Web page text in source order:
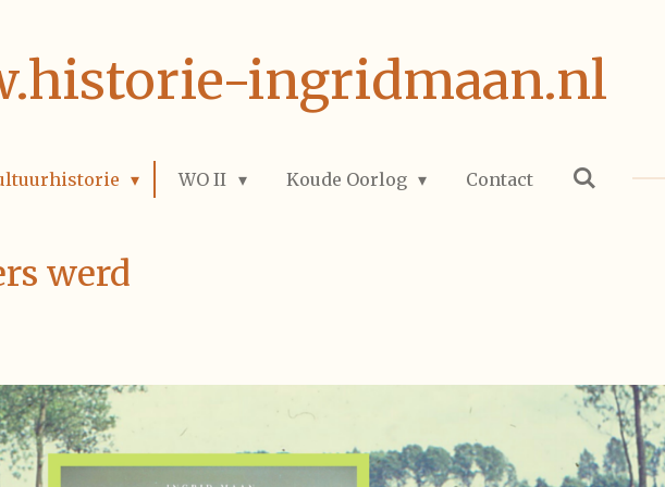
ingridmaan.nl
WO II Koude Oorlog Contact
werd